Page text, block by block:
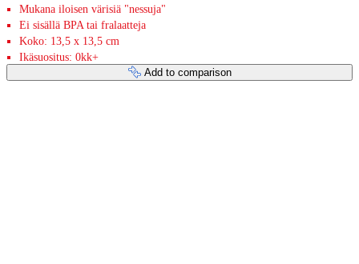
Mukana iloisen värisiä "nessuja"
Ei sisällä BPA tai fralaatteja
Koko: 13,5 x 13,5 cm
Ikäsuositus: 0kk+
Add to comparison